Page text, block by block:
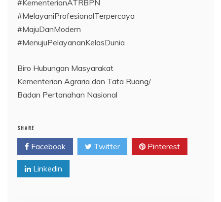
#KementerianATRBPN
#MelayaniProfesionalTerpercaya
#MajuDanModern
#MenujuPelayananKelasDunia
Biro Hubungan Masyarakat
Kementerian Agraria dan Tata Ruang/
Badan Pertanahan Nasional
SHARE
Facebook Twitter Pinterest
Linkedin